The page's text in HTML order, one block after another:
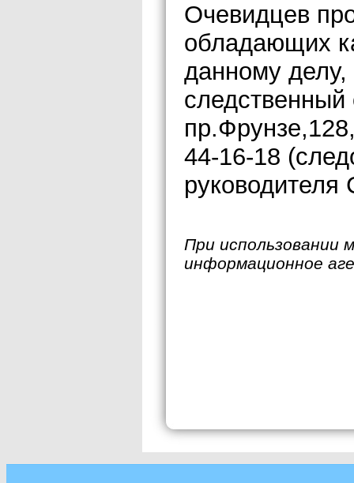
Очевидцев
обладающих
данному делу,
следственный
44-16-18
руководителя
При использовании
информационное